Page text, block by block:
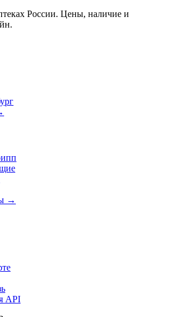
России. Цены, наличие и
→
API